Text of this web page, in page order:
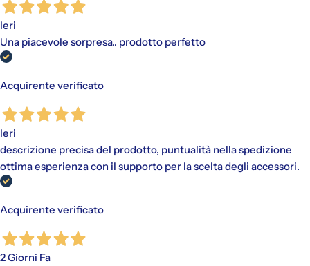
pagamento scelto, senza alcun costo aggiuntivo.
e AMEX).
Al momento dell'acquisto, viene effettuato un pagamento
eventuali costi di spedizione calcolati al checkout.
Ieri
Una piacevole sorpresa.. prodotto perfetto
Acquirente verificato
Ieri
descrizione precisa del prodotto, puntualità nella spedizione
ottima esperienza con il supporto per la scelta degli accessori.
Acquirente verificato
2 Giorni Fa